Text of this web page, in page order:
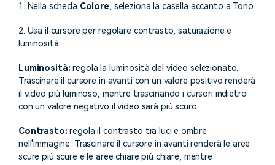
1. Nella scheda Colore, seleziona la casella accanto a Tono.
2. Usa il cursore per regolare contrasto, saturazione e
luminosità.
Luminosità: regola la luminosità del video selezionato.
Trascinare il cursore in avanti con un valore positivo renderà
il video più luminoso, mentre trascinando i cursori indietro
con un valore negativo il video sarà più scuro.
Contrasto: regola il contrasto tra luci e ombre
nell'immagine. Trascinare il cursore in avanti renderà le aree
scure più scure e le aree chiare più chiare, mentre